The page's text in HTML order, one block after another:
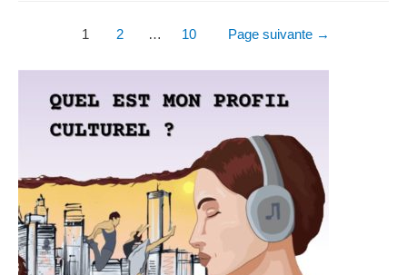
dessin
Pagination
des
publications
1 2 … 10 Page suivante →